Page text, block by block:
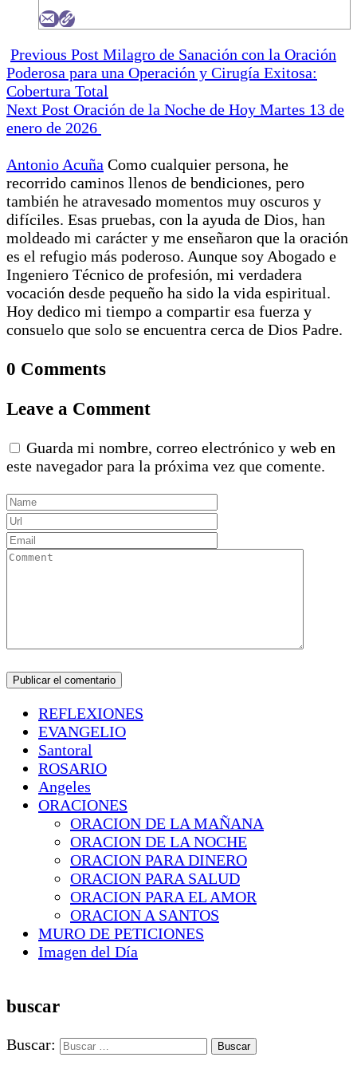
Previous Post Milagro de Sanación con la Oración
Poderosa para una Operación y Cirugía Exitosa:
Cobertura Total
Next Post Oración de la Noche de Hoy Martes 13 de
enero de 2026
Antonio Acuña Como cualquier persona, he
recorrido caminos llenos de bendiciones, pero
también he atravesado momentos muy oscuros y
difíciles. Esas pruebas, con la ayuda de Dios, han
moldeado mi carácter y me enseñaron que la oración
es el refugio más poderoso. Aunque soy Abogado e
Ingeniero Técnico de profesión, mi verdadera
vocación desde pequeño ha sido la vida espiritual.
Hoy dedico mi tiempo a compartir esa fuerza y
consuelo que solo se encuentra cerca de Dios Padre.
0 Comments
Leave a Comment
Guarda mi nombre, correo electrónico y web en
este navegador para la próxima vez que comente.
REFLEXIONES
EVANGELIO
Santoral
ROSARIO
Angeles
ORACIONES
ORACION DE LA MAÑANA
ORACION DE LA NOCHE
ORACION PARA DINERO
ORACION PARA SALUD
ORACION PARA EL AMOR
ORACION A SANTOS
MURO DE PETICIONES
Imagen del Día
buscar
Buscar: